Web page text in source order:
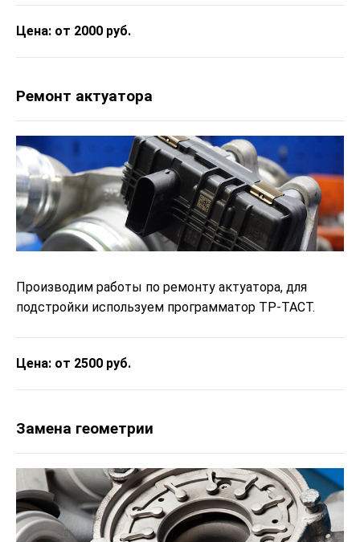
Цена: от 2000 руб.
Ремонт актуатора
Производим работы по ремонту актуатора, для
подстройки используем программатор ТР-ТАСТ.
Цена: от 2500 руб.
Замена геометрии